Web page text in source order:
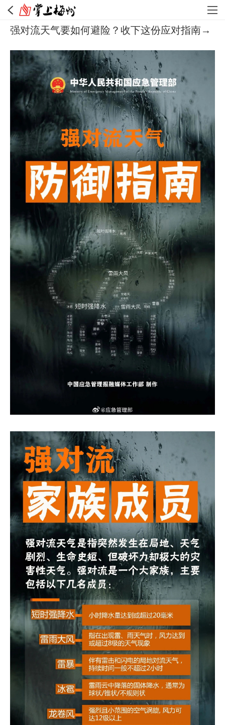
强对流天气要如何避险？收下这份应对指南→